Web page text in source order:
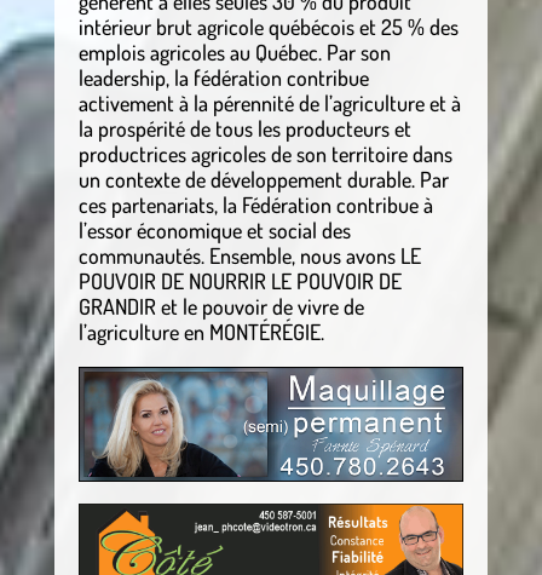
intérieur brut agricole québécois et 25 % des
emplois agricoles au Québec. Par son
leadership, la fédération contribue
activement à la pérennité de l’agriculture et à
la prospérité de tous les producteurs et
productrices agricoles de son territoire dans
un contexte de développement durable. Par
ces partenariats, la Fédération contribue à
l’essor économique et social des
communautés. Ensemble, nous avons LE
POUVOIR DE NOURRIR LE POUVOIR DE
GRANDIR et le pouvoir de vivre de
l’agriculture en MONTÉRÉGIE.